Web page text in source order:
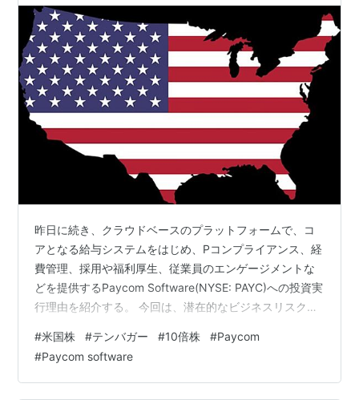
昨日に続き、クラウドベースのプラットフォームで、コ
アとなる給与システムをはじめ、Pコンプライアンス、経
費管理、採用や福利厚生、従業員のエンゲージメントな
どを提供するPaycom Software(NYSE: PAYC)への投資実
行理由を紹介する。 今回は、潜在的なビジネスリスクに
www.investor-2018.com www.investor-2018.com
www.investor-2018.com www.investor-2018.com
www.investor-2018.com www.investor-2…
#米国株 #テンバガー #10倍株 #Paycom
#Paycom software